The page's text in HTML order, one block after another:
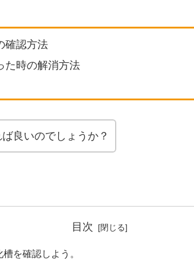
確認方法
た時の解消方法
良いのでしょうか？
目次
槽を確認しよう。